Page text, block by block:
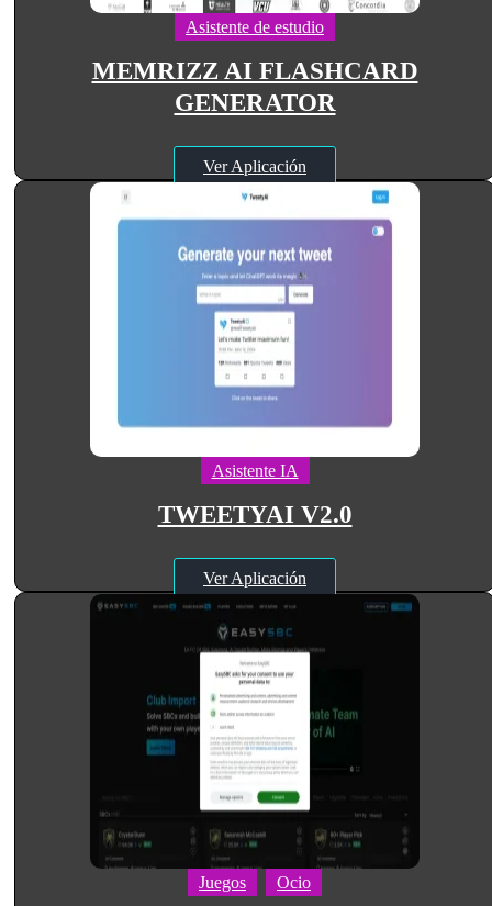
Asistente de estudio
MEMRIZZ AI FLASHCARD
GENERATOR
Ver Aplicación
Asistente IA
TWEETYAI V2.0
Ver Aplicación
Juegos Ocio